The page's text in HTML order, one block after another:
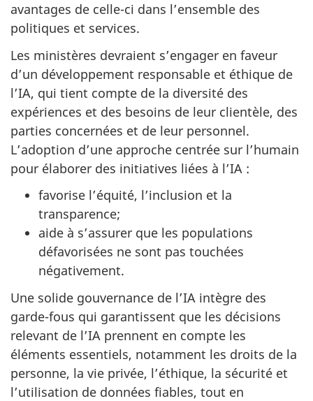
avantages de celle-ci dans l’ensemble des
politiques et services.
Les ministères devraient s’engager en faveur
d’un développement responsable et éthique de
l’IA, qui tient compte de la diversité des
expériences et des besoins de leur clientèle, des
parties concernées et de leur personnel.
L’adoption d’une approche centrée sur l’humain
pour élaborer des initiatives liées à l’IA :
favorise l’équité, l’inclusion et la
transparence;
aide à s’assurer que les populations
défavorisées ne sont pas touchées
négativement.
Une solide gouvernance de l’IA intègre des
garde-fous qui garantissent que les décisions
relevant de l’IA prennent en compte les
éléments essentiels, notamment les droits de la
personne, la vie privée, l’éthique, la sécurité et
l’utilisation de données fiables, tout en